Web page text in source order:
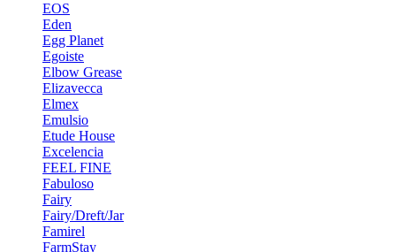
EOS
Eden
Egg Planet
Egoiste
Elbow Grease
Elizavecca
Elmex
Emulsio
Etude House
Excelencia
FEEL FINE
Fabuloso
Fairy
Fairy/Dreft/Jar
Famirel
FarmStay